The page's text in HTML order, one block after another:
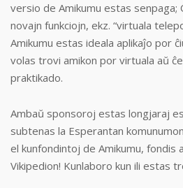
versio de Amikumu estas senpaga;
novajn funkciojn, ekz. “virtuala
Amikumu estas ideala aplikaĵo por
volas trovi amikon por virtuala aŭ
praktikado.
Ambaŭ sponsoroj estas longjaraj
subtenas la Esperantan
el kunfondintoj de Amikumu, fondis
Vikipedion! Kunlaboro kun ili estas